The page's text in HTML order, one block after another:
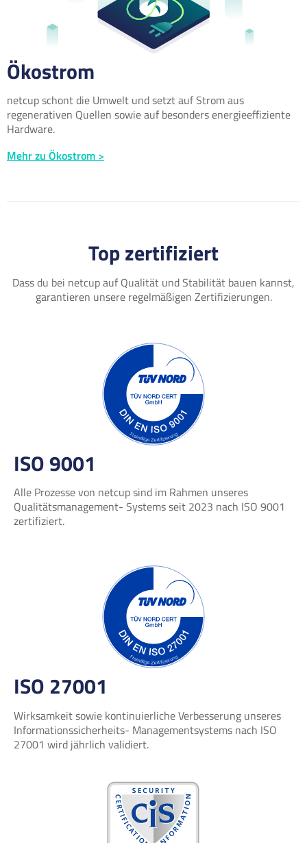
Ökostrom
netcup schont die Umwelt und setzt auf Strom aus
regenerativen Quellen sowie auf besonders energieeffiziente
Hardware.
Mehr zu Ökostrom >
Top zertifiziert
Dass du bei netcup auf Qualität und Stabilität bauen kannst,
garantieren unsere regelmäßigen Zertifizierungen.
ISO 9001
Alle Prozesse von netcup sind im Rahmen unseres
Qualitätsmanagement- Systems seit 2023 nach ISO 9001
zertifiziert.
ISO 27001
Wirksamkeit sowie kontinuierliche Verbesserung unseres
Informationssicherheits- Managementsystems nach ISO
27001 wird jährlich validiert.